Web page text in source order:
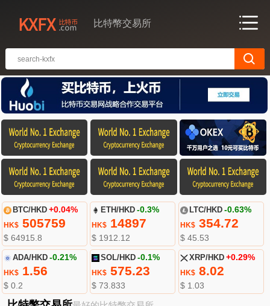
比特幣交易所
BTC/HKD +0.04%
HK$505759
$ 64915.8
ETH/HKD -0.3%
HK$ 14897
$ 1912.12
LTC/HKD -0.63%
HK$354.72
$ 45.53
ADA/HKD -0.21%
HK$1.56
$ 0.2
SOL/HKD -0.1%
HK$ 575.23
$ 73.833
XRP/HKD +0.29%
HK$8.02
$ 1.03